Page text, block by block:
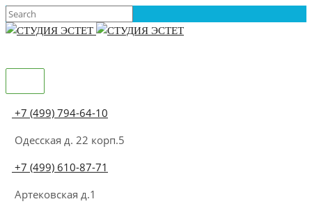
+7 (499) 794-64-10
Одесская д. 22 корп.5
+7 (499) 610-87-71
Артековская д.1